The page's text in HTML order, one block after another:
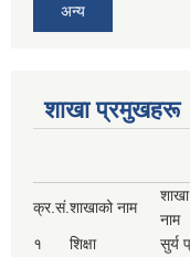
अन्य
शाखा प्रमुखहरू
क्र.सं.शाखाको नाम
नाम
१ शिक्षा सुर्य